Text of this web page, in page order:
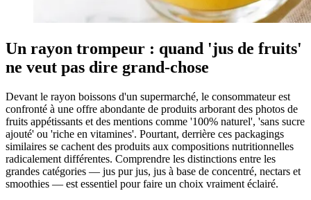
Un rayon trompeur : quand 'jus de fruits'
ne veut pas dire grand-chose
Devant le rayon boissons d'un supermarché, le consommateur est
confronté à une offre abondante de produits arborant des photos de
fruits appétissants et des mentions comme '100% naturel', 'sans sucre
ajouté' ou 'riche en vitamines'. Pourtant, derrière ces packagings
similaires se cachent des produits aux compositions nutritionnelles
radicalement différentes. Comprendre les distinctions entre les
grandes catégories — jus pur jus, jus à base de concentré, nectars et
smoothies — est essentiel pour faire un choix vraiment éclairé.